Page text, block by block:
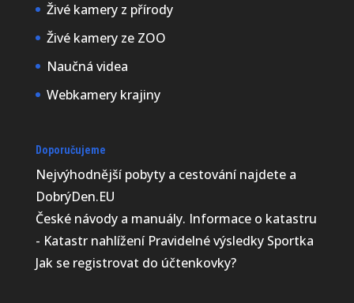
Živé kamery z přírody
Živé kamery ze ZOO
Naučná videa
Webkamery krajiny
Doporučujeme
Nejvýhodnější pobyty a cestování najdete a
DobrýDen.EU
České návodya manuály. Informace o katastru
- Katastr nahlíženíPravidelné výsledky Sportka
Jak se registrovat do účtenkovky?